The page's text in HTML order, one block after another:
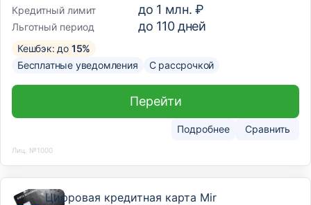
Кредитный лимит
до 1 млн. ₽
Льготный период до 110дней
Кешбэк: до 15%
Бесплатные уведомления
С рассрочкой
Подробнее Сравнить
Перейти
Лиц. №1000
Цифровая кредитная карта Mir